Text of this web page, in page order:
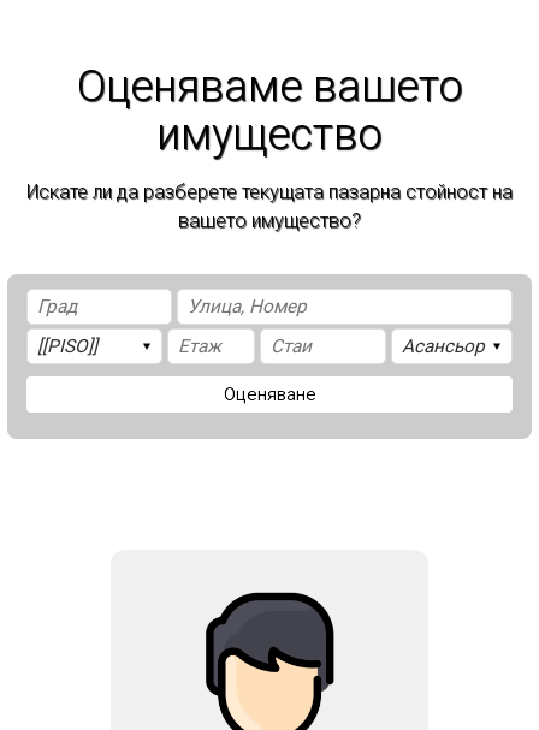
Оценяваме вашето
имущество
Искате ли да разберете текущата пазарна стойност на
вашето имущество?
Оценяване